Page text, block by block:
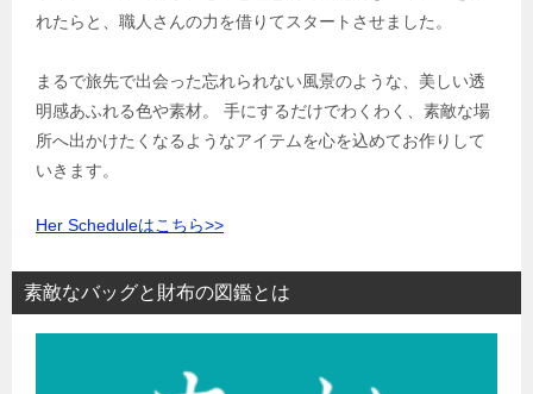
れたらと、職人さんの力を借りてスタートさせました。
まるで旅先で出会った忘れられない風景のような、美しい透
明感あふれる色や素材。 手にするだけでわくわく、素敵な場
所へ出かけたくなるようなアイテムを心を込めてお作りして
いきます。
Her Scheduleはこちら>>
素敵なバッグと財布の図鑑とは